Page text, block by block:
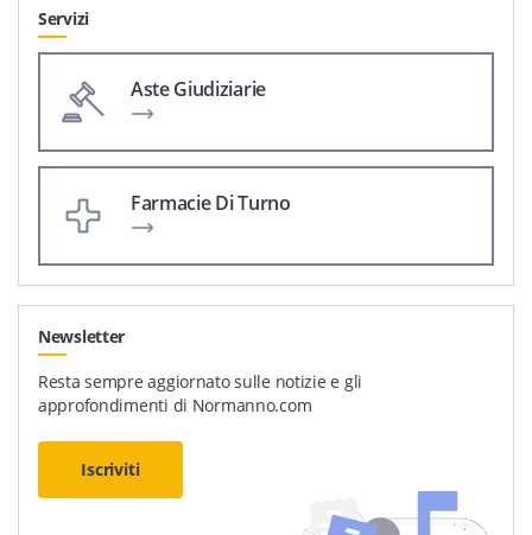
Servizi
Aste Giudiziarie
Farmacie Di Turno
Newsletter
Resta sempre aggiornato sulle notizie e gli
approfondimenti di Normanno.com
Iscriviti